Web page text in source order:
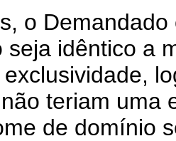
o
seja idêntico a
teriam uma
de domínio